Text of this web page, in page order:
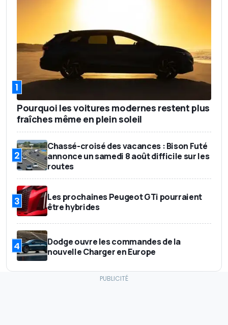
1
Pourquoi les voitures modernes restent plus
fraîches même en plein soleil
2
Chassé-croisé des vacances : Bison Futé
annonce un samedi 8 août difficile sur les
routes
3
Les prochaines Peugeot GTi pourraient
être hybrides
4
Dodge ouvre les commandes de la
nouvelle Charger en Europe